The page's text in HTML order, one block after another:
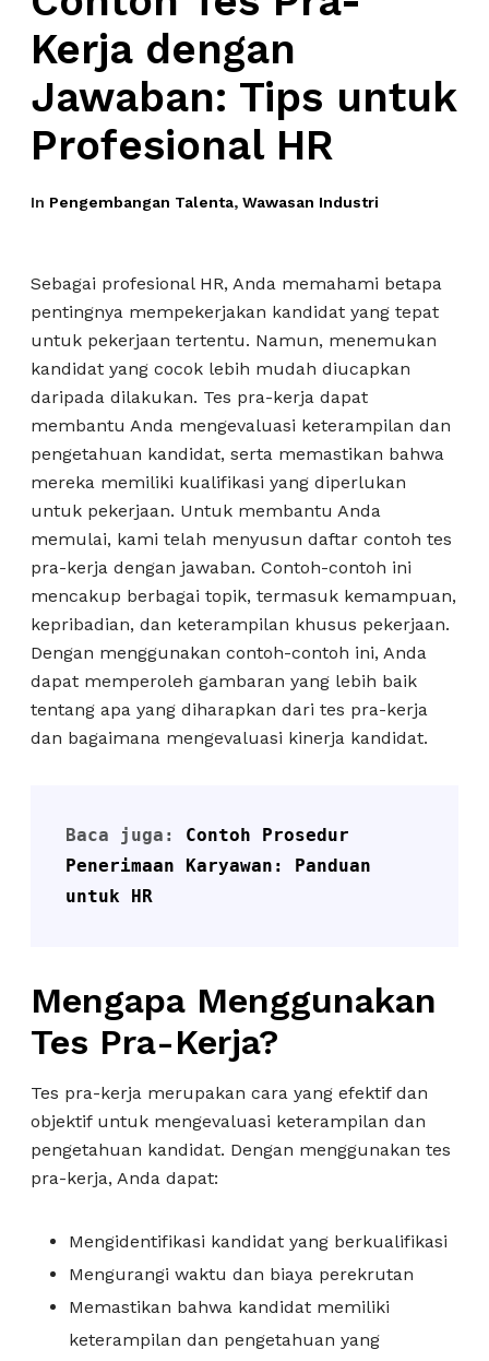
Kerja dengan
Jawaban: Tips untuk
Profesional HR
In Pengembangan Talenta, Wawasan Industri
Sebagai profesional HR, Anda memahami betapa
pentingnya mempekerjakan kandidat yang tepat
untuk pekerjaan tertentu. Namun, menemukan
kandidat yang cocok lebih mudah diucapkan
daripada dilakukan. Tes pra-kerja dapat
membantu Anda mengevaluasi keterampilan dan
pengetahuan kandidat, serta memastikan bahwa
mereka memiliki kualifikasi yang diperlukan
untuk pekerjaan. Untuk membantu Anda
memulai, kami telah menyusun daftar contoh tes
pra-kerja dengan jawaban. Contoh-contoh ini
mencakup berbagai topik, termasuk kemampuan,
kepribadian, dan keterampilan khusus pekerjaan.
Dengan menggunakan contoh-contoh ini, Anda
dapat memperoleh gambaran yang lebih baik
tentang apa yang diharapkan dari tes pra-kerja
dan bagaimana mengevaluasi kinerja kandidat.
Baca juga: Contoh Prosedur
Penerimaan Karyawan: Panduan
untuk HR
Mengapa Menggunakan
Tes Pra-Kerja?
Tes pra-kerja merupakan cara yang efektif dan
objektif untuk mengevaluasi keterampilan dan
pengetahuan kandidat. Dengan menggunakan tes
pra-kerja, Anda dapat:
Mengidentifikasi kandidat yang berkualifikasi
Mengurangi waktu dan biaya perekrutan
Memastikan bahwa kandidat memiliki
keterampilan dan pengetahuan yang